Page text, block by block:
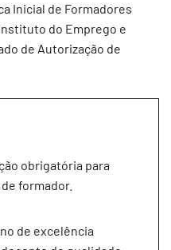
Inicial de Formadores
do Emprego e
de Autorização de
obrigatória para
formador.
de excelência